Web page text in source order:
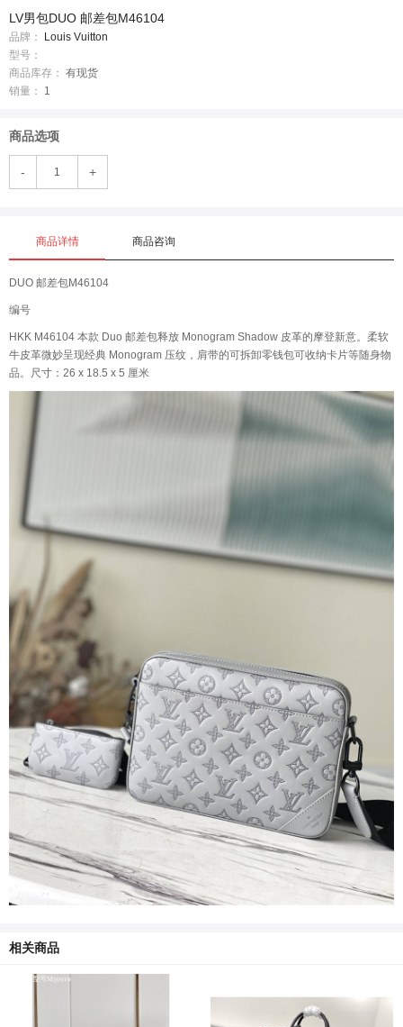
LV男包DUO 邮差包M46104
品牌：
Louis Vuitton
型号：
商品库存： 有现货
销量：
1
商品选项
- +
商品详情 商品咨询
DUO 邮差包M46104
编号
HKK M46104 本款 Duo 邮差包释放 Monogram Shadow 皮革的摩登新意。柔软
牛皮革微妙呈现经典 Monogram 压纹，肩带的可拆卸零钱包可收纳卡片等随身物
品。尺寸：26 x 18.5 x 5 厘米
相关商品